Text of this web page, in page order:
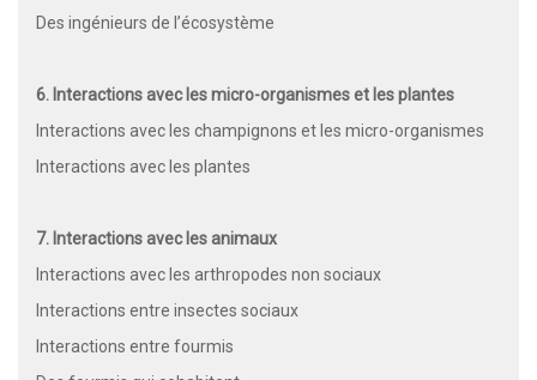
Des ingénieurs de l’écosystème
6. Interactions avec les micro-organismes et les plantes
Interactions avec les champignons et les micro-organismes
Interactions avec les plantes
7. Interactions avec les animaux
Interactions avec les arthropodes non sociaux
Interactions entre insectes sociaux
Interactions entre fourmis